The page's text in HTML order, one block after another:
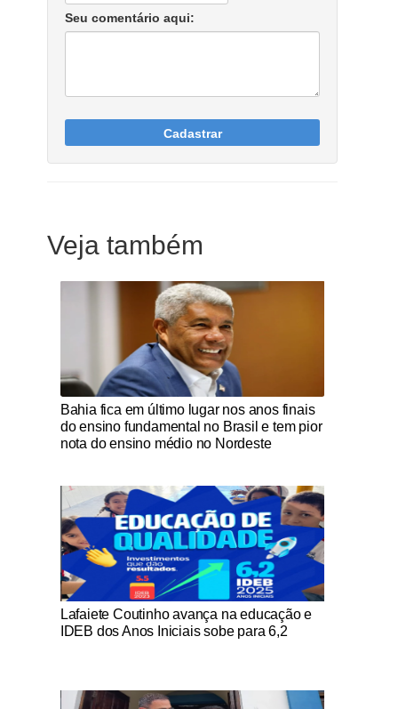
Seu comentário aqui:
Cadastrar
Veja também
Notícias Católicas
Bahia fica em último lugar nos anos finais
do ensino fundamental no Brasil e tem pior
nota do ensino médio no Nordeste
Notícias Católicas
Lafaiete Coutinho avança na educação e
IDEB dos Anos Iniciais sobe para 6,2